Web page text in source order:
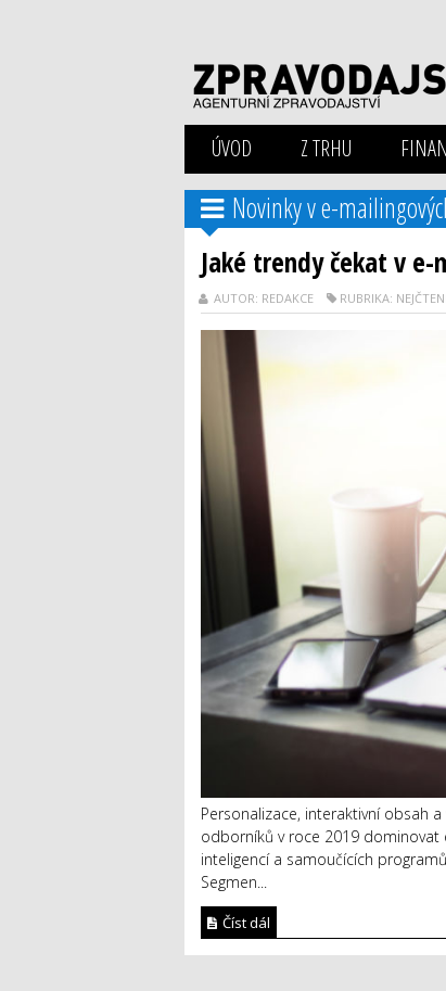
ÚVOD Z TRHU
Novinky v e-
Jaké trendy čekat v
AUTOR: REDAKCE RUBRIKA:
Personalizace, interaktivní obsah
odborníků v roce 2019 dominovat
inteligencí a samoučících
Segmen...
Číst dál